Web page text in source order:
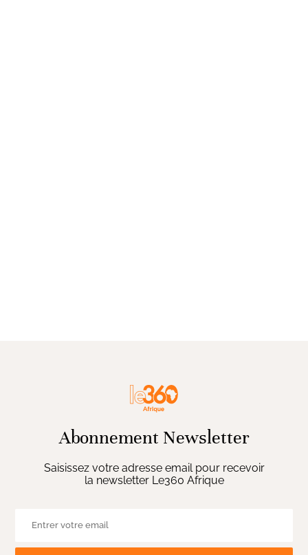
Abonnement Newsletter
Saisissez votre adresse email pour recevoir
la newsletter Le360 Afrique